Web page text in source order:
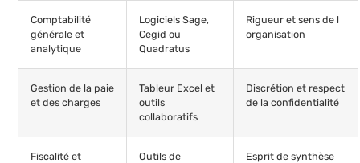
Comptabilité
générale et
analytique
Logiciels Sage,
Cegid ou
Quadratus
Rigueur et sens de l
organisation
Gestion de la paie
et des charges
Tableur Excel et
outils
collaboratifs
Discrétion et respect
de la confidentialité
Fiscalité et
Outils de
Esprit de synthèse